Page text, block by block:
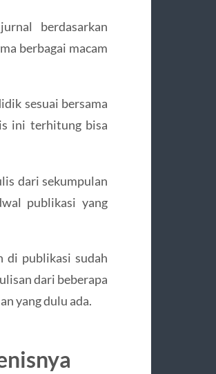
berdasarkan
berbagai macam
sesuai bersama
ini terhitung bisa
dari sekumpulan
publikasi yang
di publikasi sudah
dari beberapa
yang dulu ada.